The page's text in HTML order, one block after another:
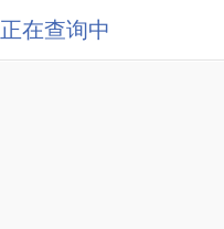
正在查询中